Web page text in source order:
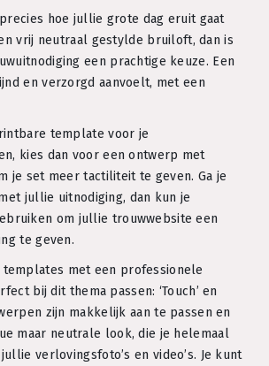
hoe jullie grote dag eruit gaat
vrij neutraal gestylde bruiloft, dan is
een prachtige keuze. Een
en verzorgd aanvoelt, met een
template voor je
kies dan voor een ontwerp met
je set meer tactiliteit te geven. Ga je
jullie uitnodiging, dan kun je
om jullie trouwwebsite een
te geven.
templates met een professionele
bij dit thema passen: ‘Touch’ en
zijn makkelijk aan te passen en
maar neutrale look, die je helemaal
verlovingsfoto’s en video’s. Je kunt